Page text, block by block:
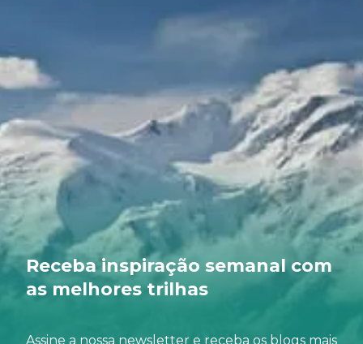
Receba inspiração semanal com
as melhores trilhas
Assine a nossa newsletter e receba os blogs mais